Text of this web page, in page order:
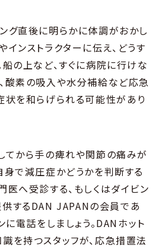
グ直後に明らかに体調がおかし
インストラクターに伝え、どうす
船の上など、すぐに病院に行けな
酸素の吸入や水分補給など応急
状を和らげられる可能性があり
てから手の痺れや関節の痛みが
身で減圧症かどうかを判断する
医へ受診する、もしくはダイビン
するDAN JAPANの会員であ
に電話をしましょう。DANホット
を持つスタッフが、応急措置法